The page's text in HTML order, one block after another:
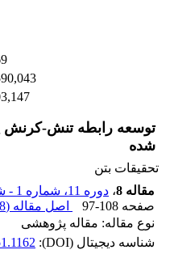
توسعه رابطه تنش-کرنش
شده
تحقیقات بتن
مقاله 8
، دوره 11، شماره 1 - شماره پیاپی 21
صفحه 97-108 اصل مقاله (
نوع مقاله: مقاله پژوهشی
شناسه دیجیتال (DOI):